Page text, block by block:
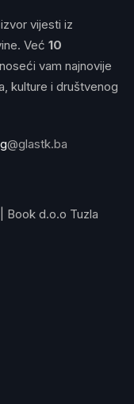
izvor vijesti iz
Već 10
vam najnovije
kulture i društvenog
@glastk.ba
Book d.o.o Tuzla